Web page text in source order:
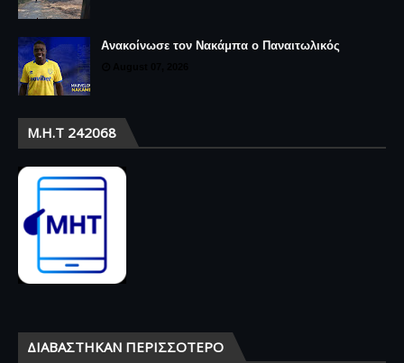
Ανακοίνωσε τον Νακάμπα ο Παναιτωλικός
Μ.Η.Τ 242068
ΔΙΑΒΆΣΤΗΚΑΝ ΠΕΡΙΣΣΌΤΕΡΟ